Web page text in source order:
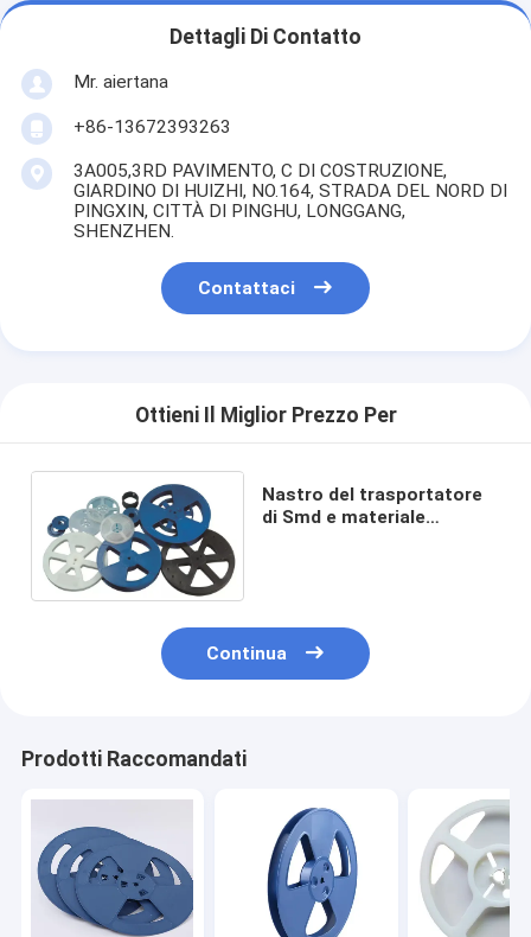
Dettagli Di Contatto
Mr. aiertana
+86-13672393263
3A005,3RD PAVIMENTO, C DI COSTRUZIONE,
GIARDINO DI HUIZHI, NO.164, STRADA DEL NORD DI
PINGXIN, CITTÀ DI PINGHU, LONGGANG,
SHENZHEN.
Contattaci
Ottieni Il Miglior Prezzo Per
Nastro del trasportatore
di Smd e materiale
Continua
Prodotti Raccomandati